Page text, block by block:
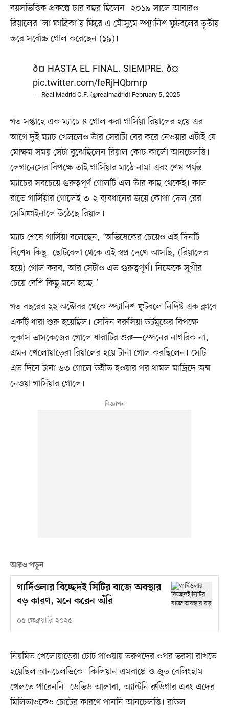
বয়সভিত্তিক প্রকল্পে চার বছর ছিলেন। ২০১৯ সালে আবারও
রিয়ালের ‘লা ফাব্রিকা’য় ফিরে এ মৌসুমে স্প্যানিশ ফুটবলের তৃতীয়
স্তরে সর্বোচ্চ গোল করেছেন (১৯)।
ð¤ HASTA EL FINAL. SIEMPRE. ð¤
pic.twitter.com/feRjHQbmrp
— Real Madrid C.F. (@realmadrid) February 5, 2025
গত সপ্তাহে এক ম্যাচে ৪ গোল করা গার্সিয়া রিয়ালের হয়ে এর
আগে দুই ম্যাচ খেললেও তাঁর সেরাটা বের করে নেওয়ার এটাই যে
মোক্ষম সময় সেটা বুঝেছিলেন রিয়াল কোচ কার্লো আনচেলত্তি।
লেগানেসের বিপক্ষে তাই গার্সিয়ার মাঠে নামা এবং শেষ পর্যন্ত
ম্যাচের সবচেয়ে গুরুত্বপূর্ণ গোলটি এল তাঁর কাছ থেকেই। কাল
রাতে গার্সিয়ার গোলেই ৩-২ ব্যবধানের জয়ে কোপা দেল রের
সেমিফাইনালে উঠেছে রিয়াল।
ম্যাচ শেষে গার্সিয়া বলেছেন, ‘অভিষেকের চেয়েও এই দিনটি
বিশেষ কিছু। ছোটবেলা থেকে এই স্বপ্ন দেখে আসছি, (রিয়ালের
হয়ে) গোল করব, আর সেটাও এত গুরুত্বপূর্ণ। নিজেকে সুখীর
চেয়ে বেশি কিছু মনে হচ্ছে।’
গত বছরের ২২ অক্টোবর থেকে স্প্যানিশ ফুটবলে নির্দিষ্ট এক ক্লাবে
একটি ধারা শুরু হয়েছিল। সেদিন বরুসিয়া ডর্টমুন্ডের বিপক্ষে
লুকাস ভাসকেজের গোলে ধারাটির শুরু—স্পেনের নাগরিক না,
এমন খেলোয়াড়েরা রিয়ালের হয়ে টানা গোল করছিলেন। সেটি
এত দিনে টানা ৬৩ গোলে উন্নীত হওয়ার পর থামল মাদ্রিদে জন্ম
নেওয়া গার্সিয়ার গোলে।
আরও পড়ুন
গার্দিওলার বিচ্ছেদই সিটির বাজে অবস্থার
বড় কারণ, মনে করেন অঁরি
০৫ ফেব্রুয়ারি ২০২৫
নিয়মিত খেলোয়াড়েরা চোট পাওয়ায় তরুণদের ওপর ভরসা রাখতে
হয়েছিল আনচেলত্তিকে। কিলিয়ান এমবাপ্পে ও জুড বেলিংহাম
খেলতে পারেননি। ডেভিড আলাবা, অ্যান্টনি রুডিগার এবং এদের
মিলিতাওকেও চোটের কারণে পাননি আনচেলত্তি। রাউল